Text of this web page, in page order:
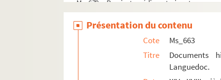
Ms_679. « Porcie, tragédie en trois actes ».
Ms_681. Quelques œuvres littéraires. Contes et
Ms_683. Extrait des privilèges conférés par
Présentation du contenu
Cote
Ms_663
Titre
Documents
Languedoc.